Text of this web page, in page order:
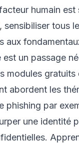
humain est
sensibiliser tous
aux
un passage
modules gratuits
abordent les
phishing par
une identité